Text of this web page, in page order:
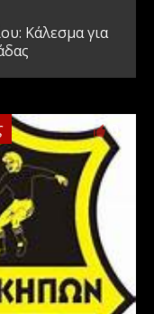
Κάλεσμα για
0